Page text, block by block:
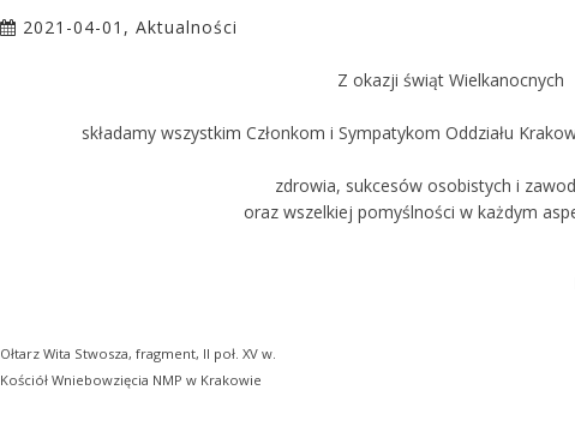
2021-04-01, Aktualności
Z okazji świąt Wielkanocnych
składamy wszystkim Członkom i Sympatykom Oddziału
zdrowia, sukcesów osobistych i
oraz wszelkiej pomyślności w każdym
Ołtarz Wita Stwosza, fragment, II poł. XV w.
Kościół Wniebowzięcia NMP w Krakowie